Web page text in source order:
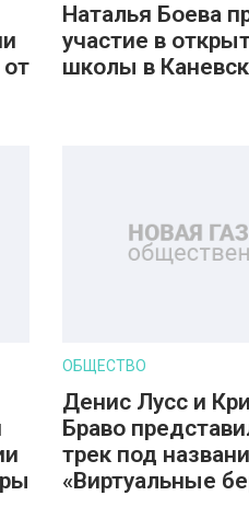
Наталья Боева
участие в
школы в
ОБЩЕСТВО
Денис Лусс и
Браво
трек под
«Виртуальные